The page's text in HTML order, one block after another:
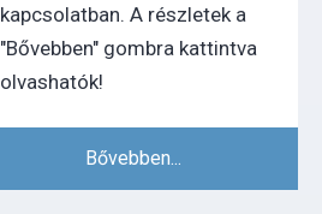
kapcsolatban. A részletek a
"Bővebben" gombra kattintva
olvashatók!
Bővebben...